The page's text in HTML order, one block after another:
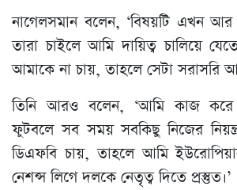
নাগেলসমান বলেন, ‘বিষয়টি এখন
তারা চাইলে আমি দায়িত্ব চালিয়ে
আমাকে না চায়, তাহলে সেটা সরাসরি
তিনি আরও বলেন, ‘আমি কাজ করে
ফুটবলে সব সময় সবকিছু নিজের
ডিএফবি চায়, তাহলে আমি
নেশন্স লিগে দলকে নেতৃত্ব দিতে প্রস্তুত।’